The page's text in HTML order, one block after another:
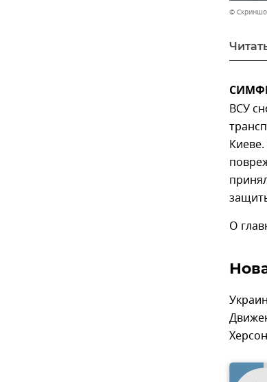
©
ВСУ
О